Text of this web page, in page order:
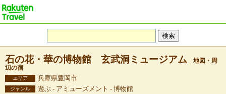
石の花・華の博物館 玄武洞ミュージアム
地図・周
辺の宿
エリア 兵庫県豊岡市
ジャンル 遊ぶ - アミューズメント - 博物館